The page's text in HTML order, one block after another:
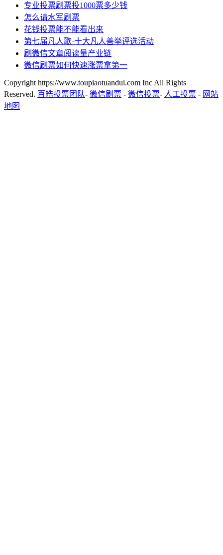
专业投票刷票投1000票多少钱
怎么请水军刷票
花钱投票能不能看出来
第七届凡人歌·十大凡人善举评选活动
刷微信文章阅读量产业链
微信刷票如何快速涨票拿第一
Copyright https://www.toupiaotuandui.com Inc All Rights
Reserved. 百皓投票团队- 微信刷票 - 微信投票- 人工投票 - 网站
地图